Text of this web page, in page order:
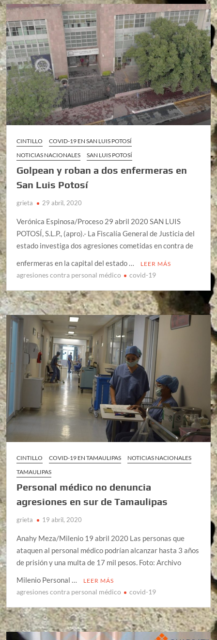
CINTILLO
COVID-19 EN SAN LUIS POTOSÍ
NOTICIAS NACIONALES
SAN LUIS POTOSÍ
Golpean y roban a dos enfermeras en
San Luis Potosí
grieta 29 abril, 2020
Verónica Espinosa/Proceso 29 abril 2020 SAN LUIS
POTOSÍ, S.L.P., (apro).- La Fiscalía General de Justicia del
estado investiga dos agresiones cometidas en contra de
enfermeras en la capital del estado …
LEER MÁS
agresiones contra personal médico covid-19
CINTILLO COVID-19 EN TAMAULIPAS
NOTICIAS NACIONALES
TAMAULIPAS
Personal médico no denuncia
agresiones en sur de Tamaulipas
grieta 19 abril, 2020
Anahy Meza/Milenio 19 abril 2020 Las personas que
ataquen al personal médico podrían alcanzar hasta 3 años
de prisión y una multa de 17 mil pesos. Foto: Archivo
Milenio Personal …
LEER MÁS
agresiones contra personal médico covid-19